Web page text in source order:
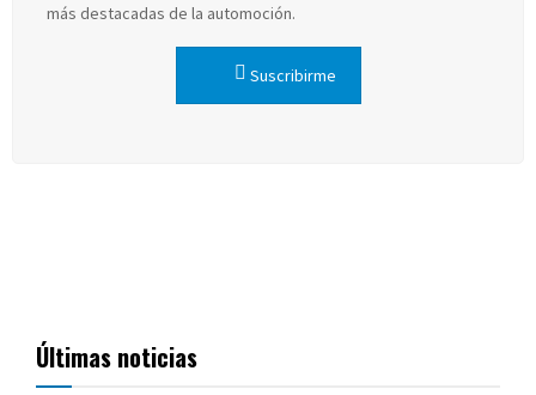
más destacadas de la automoción.
Suscribirme
Últimas noticias